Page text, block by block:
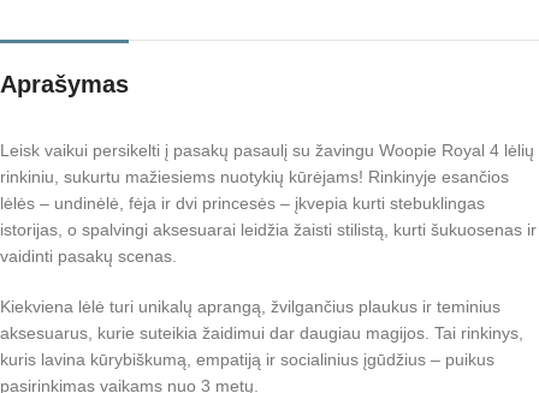
Aprašymas
Leisk vaikui persikelti į pasakų pasaulį su žavingu Woopie Royal 4 lėlių
rinkiniu, sukurtu mažiesiems nuotykių kūrėjams! Rinkinyje esančios
lėlės – undinėlė, fėja ir dvi princesės – įkvepia kurti stebuklingas
istorijas, o spalvingi aksesuarai leidžia žaisti stilistą, kurti šukuosenas ir
vaidinti pasakų scenas.
Kiekviena lėlė turi unikalų aprangą, žvilgančius plaukus ir teminius
aksesuarus, kurie suteikia žaidimui dar daugiau magijos. Tai rinkinys,
kuris lavina kūrybiškumą, empatiją ir socialinius įgūdžius – puikus
pasirinkimas vaikams nuo 3 metų.